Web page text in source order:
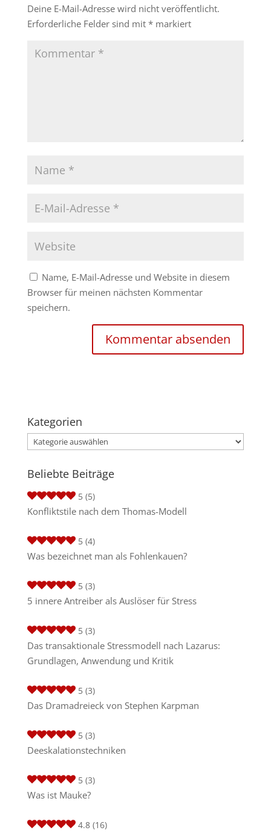
Deine E-Mail-Adresse wird nicht veröffentlicht.
Erforderliche Felder sind mit *markiert
Name, E-Mail-Adresse und Website in diesem
Browser für meinen nächsten Kommentar
speichern.
Kategorien
Kategorien
Beliebte Beiträge
5 (5)
Konfliktstile nach dem Thomas-Modell
5 (4)
Was bezeichnet man als Fohlenkauen?
5 (3)
5 innere Antreiber als Auslöser für Stress
5 (3)
Das transaktionale Stressmodell nach Lazarus:
Grundlagen, Anwendung und Kritik
5 (3)
Das Dramadreieck von Stephen Karpman
5 (3)
Deeskalationstechniken
5 (3)
Was ist Mauke?
4.8 (16)